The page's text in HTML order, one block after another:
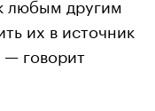
их в источник
говорит